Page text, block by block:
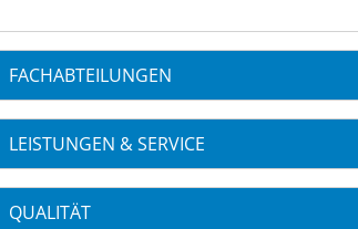
FACHABTEILUNGEN
LEISTUNGEN & SERVICE
QUALITÄT